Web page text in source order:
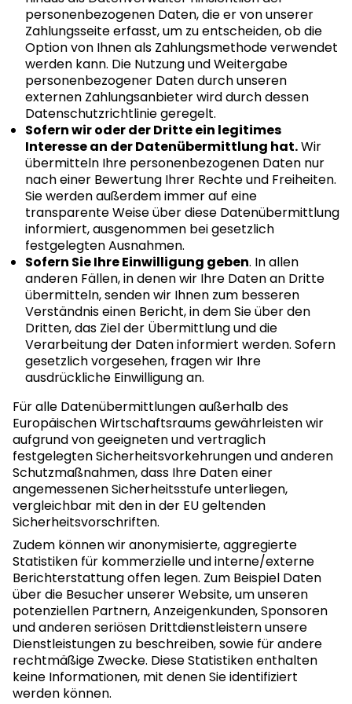
personenbezogenen Daten, die er von unserer
Zahlungsseite erfasst, um zu entscheiden, ob die
Option von Ihnen als Zahlungsmethode verwendet
werden kann. Die Nutzung und Weitergabe
personenbezogener Daten durch unseren
externen Zahlungsanbieter wird durch dessen
Datenschutzrichtlinie geregelt.
Sofern wir oder der Dritte ein legitimes
Interesse an der Datenübermittlung hat.Wir
übermitteln Ihre personenbezogenen Daten nur
nach einer Bewertung Ihrer Rechte und Freiheiten.
Sie werden außerdem immer auf eine
transparente Weise über diese Datenübermittlung
informiert, ausgenommen bei gesetzlich
festgelegten Ausnahmen.
Sofern Sie Ihre Einwilligung geben. In allen
anderen Fällen, in denen wir Ihre Daten an Dritte
übermitteln, senden wir Ihnen zum besseren
Verständnis einen Bericht, in dem Sie über den
Dritten, das Ziel der Übermittlung und die
Verarbeitung der Daten informiert werden. Sofern
gesetzlich vorgesehen, fragen wir Ihre
ausdrückliche Einwilligung an.
Für alle Datenübermittlungen außerhalb des
Europäischen Wirtschaftsraums gewährleisten wir
aufgrund von geeigneten und vertraglich
festgelegten Sicherheitsvorkehrungen und anderen
Schutzmaßnahmen, dass Ihre Daten einer
angemessenen Sicherheitsstufe unterliegen,
vergleichbar mit den in der EU geltenden
Sicherheitsvorschriften.
Zudem können wir anonymisierte, aggregierte
Statistiken für kommerzielle und interne/externe
Berichterstattung offen legen. Zum Beispiel Daten
über die Besucher unserer Website, um unseren
potenziellen Partnern, Anzeigenkunden, Sponsoren
und anderen seriösen Drittdienstleistern unsere
Dienstleistungen zu beschreiben, sowie für andere
rechtmäßige Zwecke. Diese Statistiken enthalten
keine Informationen, mit denen Sie identifiziert
werden können.